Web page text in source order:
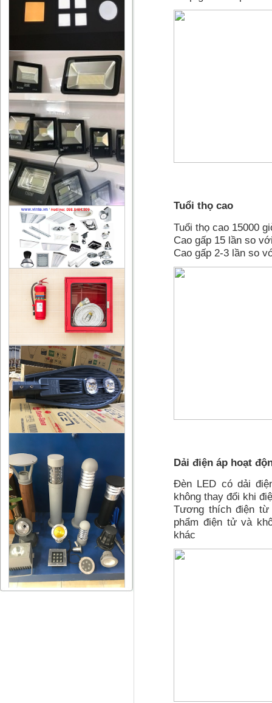
Tuổi thọ cao
Tuổi thọ cao 15000
Cao gấp 15 lần so
Cao gấp 2-3 lần so
Dải điện áp hoạt
Đèn LED có dải
không thay đổi khi
Tương thích điện
phẩm điện tử và
khác